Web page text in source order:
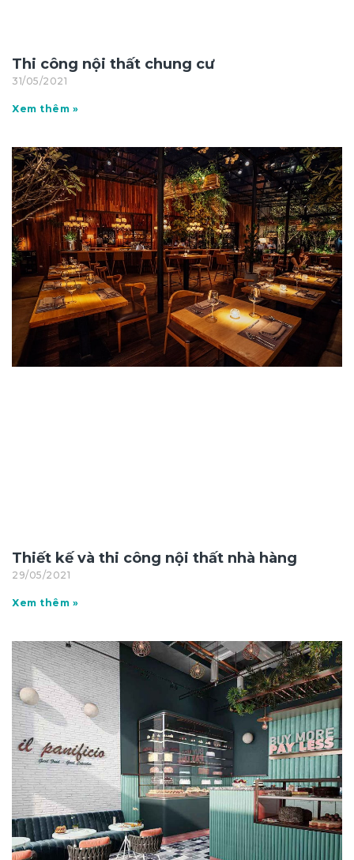
Thi công nội thất chung cư
31/05/2021
Xem thêm »
Thiết kế và thi công nội thất nhà hàng
29/05/2021
Xem thêm »